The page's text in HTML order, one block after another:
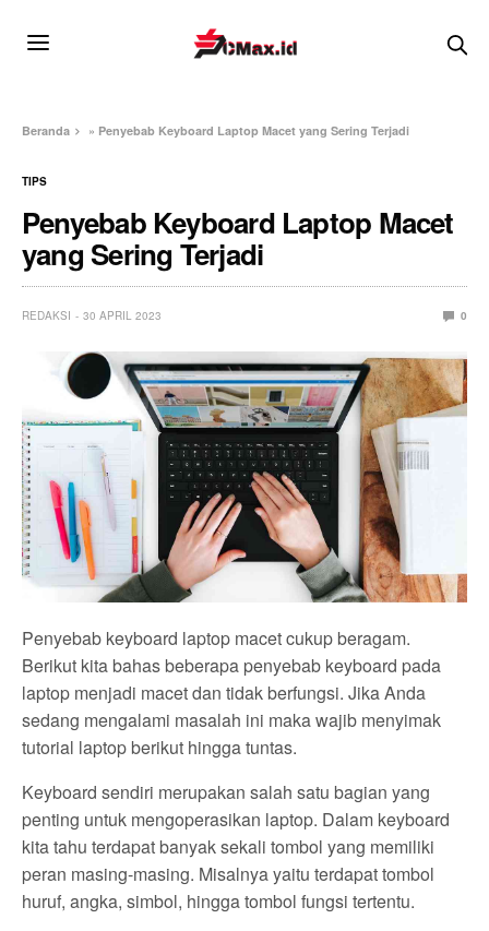
Beranda » Penyebab Keyboard Laptop Macet yang Sering Terjadi
TIPS
Penyebab Keyboard Laptop Macet
yang Sering Terjadi
REDAKSI 30 APRIL 2023 0
Penyebab keyboard laptop macet cukup beragam.
Berikut kita bahas beberapa penyebab keyboard pada
laptop menjadi macet dan tidak berfungsi. Jika Anda
sedang mengalami masalah ini maka wajib menyimak
tutorial laptop berikut hingga tuntas.
Keyboard sendiri merupakan salah satu bagian yang
penting untuk mengoperasikan laptop. Dalam keyboard
kita tahu terdapat banyak sekali tombol yang memiliki
peran masing-masing. Misalnya yaitu terdapat tombol
huruf, angka, simbol, hingga tombol fungsi tertentu.